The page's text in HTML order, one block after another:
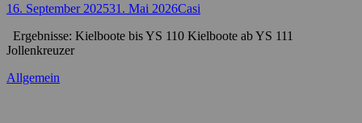
Posted
16. September 202531. Mai 2026Autor
Casi
Ergebnisse: Kielboote bis YS 110 Kielboote ab YS 111
Jollenkreuzer
Kategorien
Allgemein